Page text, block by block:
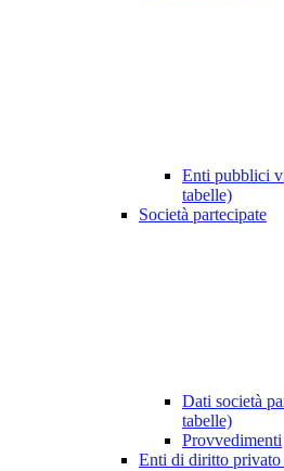
Enti pubblici
tabelle)
Società partecipate
Dati società
tabelle)
Provvedimenti
Enti di diritto privato